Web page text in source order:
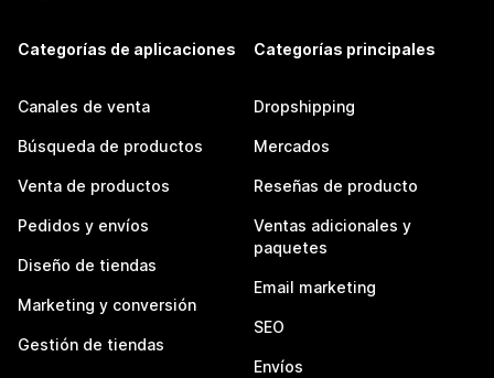
Categorías de aplicaciones
Canales de venta
Búsqueda de productos
Venta de productos
Pedidos y envíos
Diseño de tiendas
Marketing y conversión
Gestión de tiendas
Categorías principales
Dropshipping
Mercados
Reseñas de producto
Ventas adicionales y
paquetes
Email marketing
SEO
Envíos